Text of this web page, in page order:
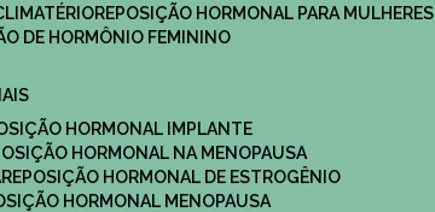
REPOSIÇÃO HORMONAL PARA MULHERES
DE HORMÔNIO FEMININO
HORMONAL IMPLANTE
HORMONAL NA MENOPAUSA
REPOSIÇÃO HORMONAL DE ESTROGÊNIO
HORMONAL MENOPAUSA